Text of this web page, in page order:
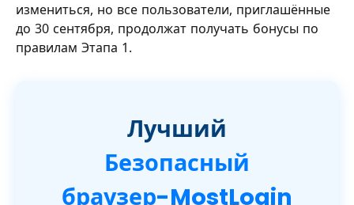
измениться, но все пользователи, приглашённые
до 30 сентября, продолжат получать бонусы по
правилам Этапа 1.
Лучший
Безопасный
браузер-MostLogin